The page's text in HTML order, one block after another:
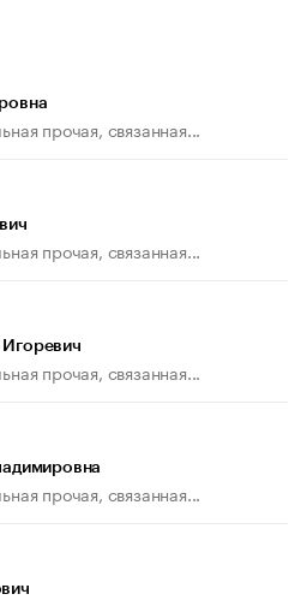
прочая, связанная...
прочая, связанная...
прочая, связанная...
прочая, связанная...